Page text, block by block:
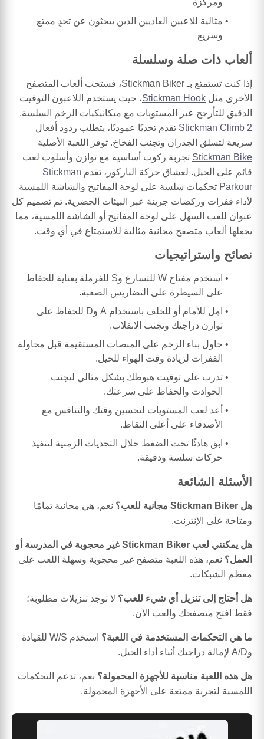
ومركزة
مثالية للاعبين العاديين الذين يبحثون عن تحدٍ ممتع
وسريع
ألعاب ذات صلة وسلسلة
إذا كنت تستمتع بـ Stickman Biker، فستحب ألعاب المتصفح
الأخرى مثل Stickman Hook، حيث يستخدم اللاعبون التوقيت
الدقيق للتأرجح عبر المستويات مع ميكانيكيات الزخم السلسة.
Stickman Climb 2 تقدم تحديًا عموديًا، يتطلب ردود أفعال
سريعة لتسلق الجدران وتجنب الفخاخ. توفر اللعبة الأصلية
Stickman Bike تجربة ركوب أساسية مع توازن وأسلوب لعب
قائم على الحيل. لعشاق حركة الباركور، تقدم Stickman
Parkour تحكمات سلسة على لوحة المفاتيح والشاشة اللمسية
لأداء قفزات وركضات جريئة عبر البيئات الحضرية. تم تصميم كل
عنوان للعب السهل على لوحة المفاتيح أو الشاشة اللمسية، مما
يجعلها ألعاب متصفح مجانية مثالية للاستمتاع في أي وقت.
نصائح واستراتيجيات
استخدم مفتاح W للتسارع وS للفرملة بعناية للحفاظ
على السيطرة على التضاريس الصعبة.
امِل للأمام أو للخلف باستخدام A وD للحفاظ على
توازن دراجتك وتجنب الانقلاب.
حاول بناء الزخم على المنصات المستقيمة قبل محاولة
القفزات لزيادة وقت الهواء للحيل.
تدرب على توقيت هبوطك بشكل مثالي لتجنب
الحوادث والحفاظ على سرعتك.
أعد لعب المستويات لتحسين وقتك والتنافس مع
الأصدقاء على أعلى النقاط.
ابق هادئًا تحت الضغط خلال التحديات الزمنية لتنفيذ
حركات سلسة ودقيقة.
الأسئلة الشائعة
هل Stickman Biker مجانية للعب؟
نعم، هي مجانية تمامًا
ومتاحة على الإنترنت.
هل يمكنني لعب Stickman Biker غير محجوبة في المدرسة أو
العمل؟ نعم، هذه اللعبة متصفح غير محجوبة وسهلة اللعب على
معظم الشبكات.
هل أحتاج إلى تنزيل أي شيء للعب؟ لا توجد تنزيلات مطلوبة؛
فقط افتح متصفحك والعب الآن.
ما هي التحكمات المستخدمة في اللعبة؟
استخدم W/S للقيادة
وA/D لإمالة دراجتك أثناء أداء الحيل.
هل هذه اللعبة مناسبة للأجهزة المحمولة؟ نعم، تدعم التحكمات
اللمسية لتجربة ممتعة على الأجهزة المحمولة.